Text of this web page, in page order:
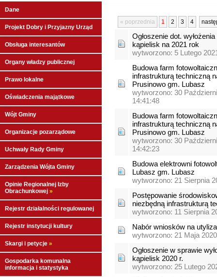
Dane
Projekt Dobry i Przyjazny Urząd
Obsługa interesantów
Organy władzy publicznej
Prawo lokalne
Oświadczenia majątkowe
Wójt Gminy
Organizacje pozarządowe
Uchwały Rady Gminy
Zarządzenia Wójta Gminy
Opinie Regionalnej Izby
Obrachunkowej »
Rejestr działalności regulowanej
Rejestr instytucji kultury
Skargi i petycje »
Gospodarka komunalna
informacja i statystyka
« poprzednia 1 2 3 4
Ogłoszenie dot.
kąpielisk na 2021 rok
wytworzono: 5 Lutego
Budowa farm
infrastrukturą techniczną
Prusinowo gm. Lubasz
wytworzono: 30
14:41:48
Budowa farm
infrastrukturą techniczną
Prusinowo gm. Lubasz
wytworzono: 30
14:42:23
Budowa elektrowni
Lubasz gm. Lubasz
wytworzono: 21 Sierpnia
Postępowanie
niezbędną infrastrukturą
wytworzono: 11 Sierpnia
Nabór wniosków na
wytworzono: 21 Maja
Ogłoszenie w sprawie
kąpielisk 2020 r.
wytworzono: 25 Lutego